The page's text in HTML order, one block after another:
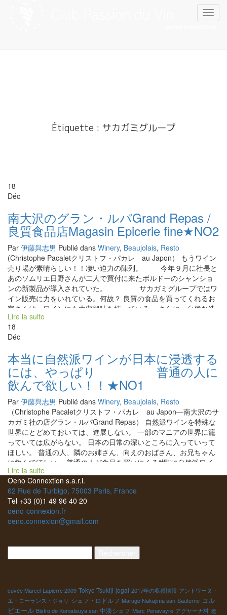
Étiquette : サカガミグループ
18
Déc
南大沢のグラン・ルパGrand Repas /
良質食品店Magasin Epicerie fine★NO2
Par 伊藤與志男 Publié dans Winery, Beaujolais, Resto
(Christophe Pacaletクリストフ・パカレ au Japon） もうワイン
売り場が素晴らしい！！凄い迫力の陳列。 今年９月に社長と
あのソムリエ日野さんが二人で買付に来たボルドーのシャンショ
ンの新製品が導入されていた。 サカガミグループではワ
イン販売に力をいれている。何故？ 良質の食品を買ってくれるお
客さんは、ワインにも大変興味を持っている。 さらに、自然な造
りのものに、本物度を評価してくれる客層が一致しているから。
毎年、社員をフランスまで研修、買付に出している。今年は社長
自ら買付ツアーに参加している。 ワインは偶然には、売れるよう
を確認。トレサビリテーを証明できる自信。 そして、試飲して、
自分達のお客さんに合うことを確認。西南部の銘酒エリアン・ダ
ロスを紹介。 それを、チラシで即、お客さんに伝える。繰り返し
伝える。 ワイン販売はこの長い時間をかけて仕込む期間が必要。
偶然には売れるようには決してならない。 単に、人気ワインを集
めただけの品揃えでは売れません。 一緒にやりませんか？
Lire la suite
18
Déc
本当に自然派ワインが日本に浸透する
には、やっぱり 普通の人に
飲んで欲しい！！★NO1
Par 伊藤與志男 Publié dans Winery, Beaujolais, Resto
（Christophe Pacaletクリストフ・パカレ au Japon―南大沢のサ
カガミ社の店グラン・ルパGrand Repas） 自然派ワインを特殊な
世界にとどめておいては、進展しない。 一部のマニアの世界に籠
っていては広がらない。 日本の日常の深いところに入っていって
ほしい。 普通の人、隣のお姉さん、向えのおばさん、お兄ちゃん
に飲んでほしい。 普通の人が食品を買いにくる“場”に自然派ワイ
ンを置けないものか？ そして、手に取って、買ってもらえるよう
にならないか？ この実現こそが、日本の日常の深いところにまで
自然派ワインを広めることに繋がる。 誰かがやらなければ進んで
いかない。 日本には、良質な食品、本物指向の食品を販売して採
算を合わせる質販小売店（Epicerie fine）が存在する。 BMO社の
山田恭路さんが組織するSTCグループがある。 良質な食品を買い
品、生鮮の新鮮さに、元料理人のクリストフは驚き。 フランスで
は考えられない食品の鮮度とプレゼンテーションに驚きのクリス
Lire la suite
Oeno Connextion s.a.r.l.
62 Rue de Turbigo, 75003 Paris, France
Tel +33 (0)1 49 96 40 20
oeno-connexion.fr
oeno.connexion@gmail.com
cuvée Marcel Lapierre 2009 Tokyo Tsukiji-jogai 2017年の収穫情報 アントワーヌ・
エ・ローランス・ジョリ シェフ・ロドルフ Marugo Nakajima san Sauterne コル
ビエール Bistro de Komatsuya san 中湊シェフ Marc Penavayre アグヤーナ村 老